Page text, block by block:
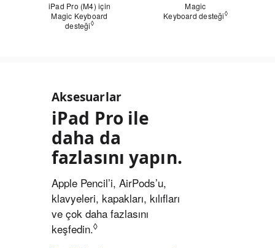
iPad Pro (M4) için
Magic Keyboard
desteği◊Yasal açıklama dipnotuna bakın
Magic
Keyboard desteği◊Yasal
Aksesuarlar
iPad Pro ile
daha da
fazlasını yapın.
Apple Pencil’i, AirPods’u,
klavyeleri, kapakları, kılıfları
ve çok daha fazlasını
keşfedin.◊